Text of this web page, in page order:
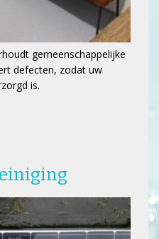
gemeenschappelijke
defecten, zodat uw
is.